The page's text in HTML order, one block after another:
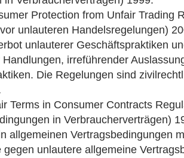
Protection from Unfair Trading
unlauteren Handelsregelungen)
unlauterer Geschäftspraktiken
irreführender
Die Regelungen sind
in Consumer Contracts
in Verbraucherverträgen)
allgemeinen Vertragsbedingungen
gegen unlautere allgemeine